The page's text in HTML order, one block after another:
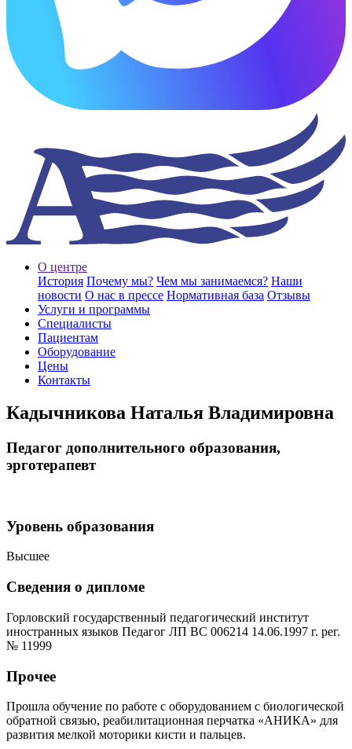
О центре
История Почему мы? Чем мы занимаемся? Наши
новости О нас в прессе Нормативная база Отзывы
Услуги и программы
Специалисты
Пациентам
Оборудование
Цены
Контакты
Кадычникова Наталья Владимировна
Педагог дополнительного образования,
эрготерапевт
Уровень образования
Высшее
Сведения о дипломе
Горловский государственный педагогический институт
иностранных языков Педагог ЛП ВС 006214 14.06.1997 г. рег.
№ 11999
Прочее
Прошла обучение по работе с оборудованием с биологической
обратной связью, реабилитационная перчатка «АНИКА» для
развития мелкой моторики кисти и пальцев.